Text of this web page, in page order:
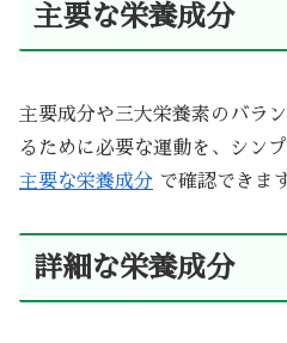
主要な栄養成分
主要成分や三大栄養素のバラ
るために必要な運動を、シン
主要な栄養成分 で確認できま
詳細な栄養成分